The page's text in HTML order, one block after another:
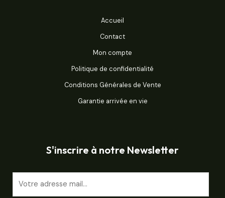
Accueil
Contact
Mon compte
Politique de confidentialité
Conditions Générales de Vente
Garantie arrivée en vie
S'inscrire à notre Newsletter